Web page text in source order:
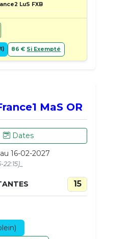
LuS FXB
86 € Si Exempté
MaS OR
Dates
16-02-2027
22:15)_
15